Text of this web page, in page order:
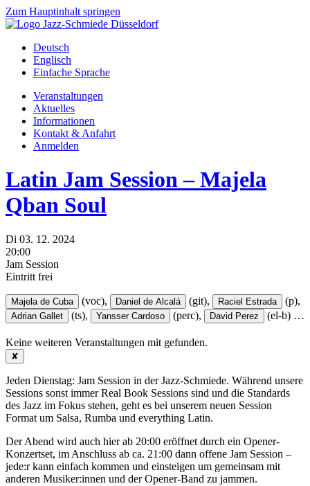
Zum Hauptinhalt springen
Deutsch
Englisch
Einfache Sprache
Veranstaltungen
Aktuelles
Informationen
Kontakt & Anfahrt
Anmelden
Latin Jam Session – Majela
Qban Soul
Di 03. 12. 2024
20:00
Jam Session
Eintritt frei
Majela de Cuba (voc), Daniel de Alcalá (git), Raciel Estrada (p),
Adrian Gallet (ts), Yansser Cardoso (perc), David Perez (el-b) …
Keine weiteren Veranstaltungen mit gefunden.
✘
Jeden Dienstag: Jam Session in der Jazz-Schmiede. Während unsere
Sessions sonst immer Real Book Sessions sind und die Standards
des Jazz im Fokus stehen, geht es bei unserem neuen Session
Format um Salsa, Rumba und everything Latin.
Der Abend wird auch hier ab 20:00 eröffnet durch ein Opener-
Konzertset, im Anschluss ab ca. 21:00 dann offene Jam Session –
jede:r kann einfach kommen und einsteigen um gemeinsam mit
anderen Musiker:innen und der Opener-Band zu jammen.